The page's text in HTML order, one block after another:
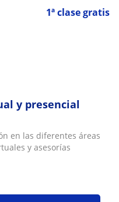
1ª clase gratis
y presencial
en las diferentes áreas
y asesorías